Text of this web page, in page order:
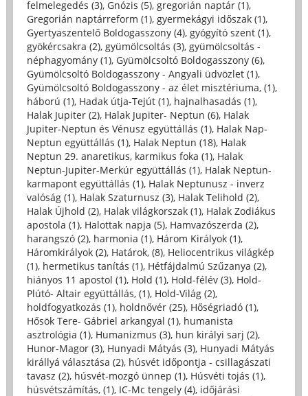
felmelegedés (3), Gnózis (5), gregorián naptár (1),
Gregorián naptárreform (1), gyermekágyi időszak (1),
Gyertyaszentelő Boldogasszony (4), gyógyító szent (1),
gyökércsakra (2), gyümölcsoltás (3), gyümölcsoltás -
néphagyomány (1), Gyümölcsoltó Boldogasszony (6),
Gyümölcsoltó Boldogasszony - Angyali üdvözlet (1),
Gyümölcsoltó Boldogasszony - az élet misztériuma, (1),
háború (1), Hadak útja-Tejút (1), hajnalhasadás (1),
Halak Jupiter (2), Halak Jupiter- Neptun (6), Halak
Jupiter-Neptun és Vénusz együttállás (1), Halak Nap-
Neptun együttállás (1), Halak Neptun (18), Halak
Neptun 29. anaretikus, karmikus foka (1), Halak
Neptun-Jupiter-Merkúr együttállás (1), Halak Neptun-
karmapont együttállás (1), Halak Neptunusz - inverz
valóság (1), Halak Szaturnusz (3), Halak Telihold (2),
Halak Újhold (2), Halak világkorszak (1), Halak Zodiákus
apostola (1), Halottak napja (5), Hamvazószerda (2),
harangszó (2), harmonia (1), Három Királyok (1),
Háromkirályok (2), Határok, (8), Heliocentrikus világkép
(1), hermetikus tanítás (1), Hétfájdalmú Szűzanya (2),
hiányos 11 apostol (1), Hold (1), Hold-félév (3), Hold-
Plútó- Altair együttállás, (1), Hold-Világ (2),
holdfogyatkozás (1), holdnővér (25), Hőségriadó (1),
Hősök Tere- Gábriel arkangyal (1), humanista
asztrológia (1), Humanizmus (3), hun királyi sarj (2),
Hunor-Magor (3), Hunyadi Mátyás (3), Hunyadi Mátyás
királlyá választása (2), húsvét időpontja - csillagászati
tavasz (2), húsvét-mozgó ünnep (1), Húsvéti tojás (1),
húsvétszámítás, (1), IC-Mc tengely (4), időjárási